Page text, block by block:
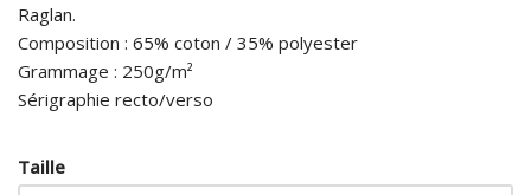
Raglan.
Composition : 65% coton / 35% polyester
Grammage : 250g/m²
Sérigraphie recto/verso
Taille